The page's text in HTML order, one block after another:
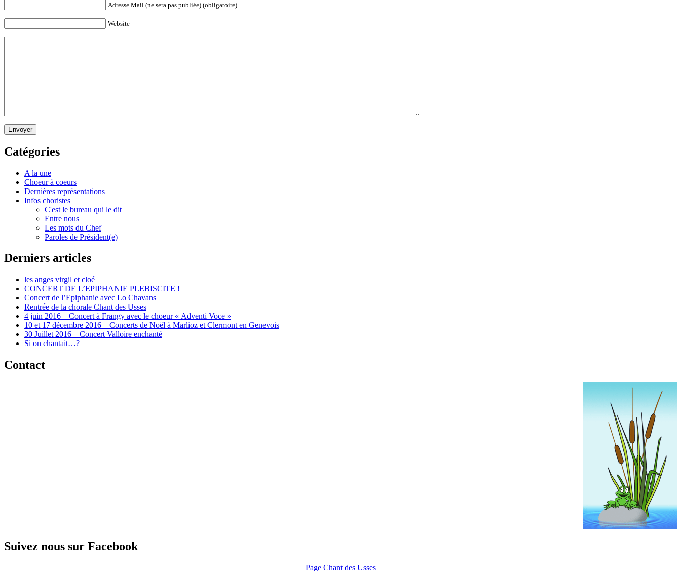
Adresse Mail (ne sera pas publiée) (obligatoire)
Website
Envoyer
Catégories
A la une
Choeur à coeurs
Dernières représentations
Infos choristes
C'est le bureau qui le dit
Entre nous
Les mots du Chef
Paroles de Président(e)
Derniers articles
les anges virgil et cloé
CONCERT DE L’EPIPHANIE PLEBISCITE !
Concert de l’Epiphanie avec Lo Chavans
Rentrée de la chorale Chant des Usses
4 juin 2016 – Concert à Frangy avec le choeur « Adventi Voce »
10 et 17 décembre 2016 – Concerts de Noël à Marlioz et Clermont en Genevois
30 Juillet 2016 – Concert Valloire enchanté
Si on chantait…?
Contact
Suivez nous sur Facebook
Page Chant des Usses